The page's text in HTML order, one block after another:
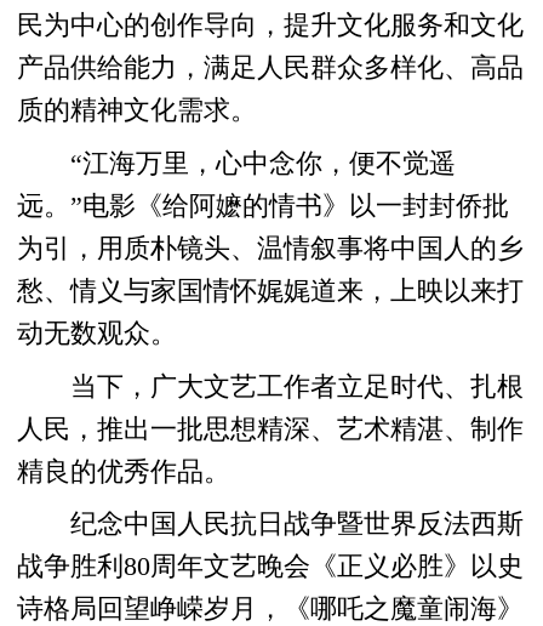
民为中心的创作导向，提升文化服务和文化
产品供给能力，满足人民群众多样化、高品
质的精神文化需求。
“江海万里，心中念你，便不觉遥
远。”电影《给阿嬷的情书》以一封封侨批
为引，用质朴镜头、温情叙事将中国人的乡
愁、情义与家国情怀娓娓道来，上映以来打
动无数观众。
当下，广大文艺工作者立足时代、扎根
人民，推出一批思想精深、艺术精湛、制作
精良的优秀作品。
纪念中国人民抗日战争暨世界反法西斯
战争胜利80周年文艺晚会《正义必胜》以史
诗格局回望峥嵘岁月，《哪吒之魔童闹海》